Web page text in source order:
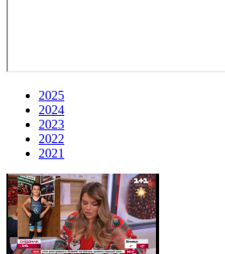
2025
2024
2023
2022
2021